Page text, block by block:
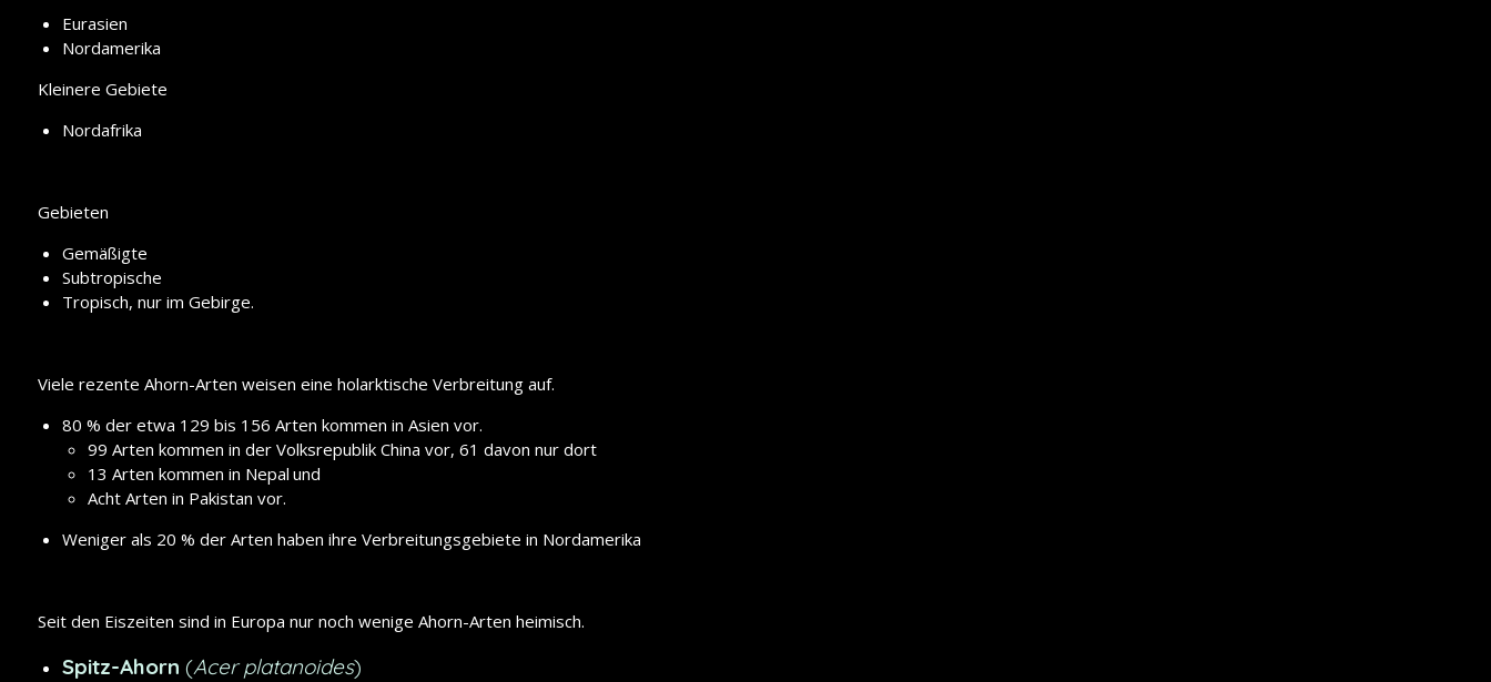
Eurasien
Nordamerika
Kleinere Gebiete
Nordafrika
Gebieten
Gemäßigte
Subtropische
Tropisch, nur im Gebirge.
Viele rezente Ahorn-Arten weisen eine holarktische Verbreitung auf.
80 % der etwa 129 bis 156 Arten kommen in Asien vor.
99 Arten kommen in der Volksrepublik China vor, 61 davon nur dort
13 Arten kommen in Nepal und
Acht Arten in Pakistan vor.
Weniger als 20 % der Arten haben ihre Verbreitungsgebiete in Nordamerika
Seit den Eiszeiten sind in Europa nur noch wenige Ahorn-Arten heimisch.
Spitz-Ahorn (Acer platanoides)